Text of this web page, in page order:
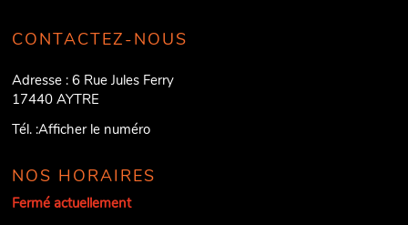
CONTACTEZ-NOUS
Adresse :6 Rue Jules Ferry
17440 AYTRE
Tél. :Afficher le numéro
NOS HORAIRES
Fermé actuellement